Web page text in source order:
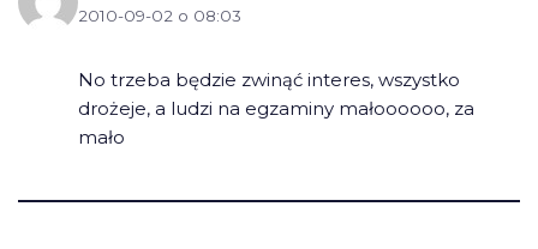
2010-09-02 o 08:03
No trzeba będzie zwinąć interes, wszystko
drożeje, a ludzi na egzaminy małoooooo, za
mało